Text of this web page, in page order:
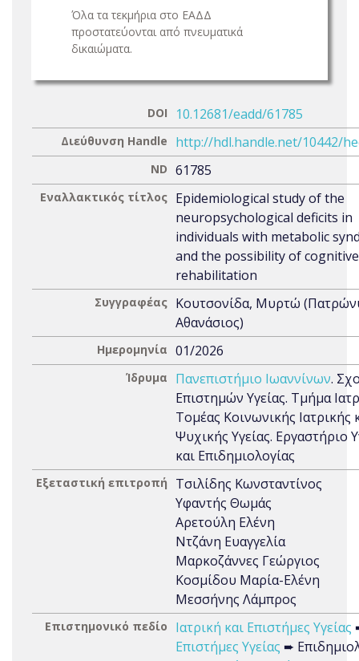
Όλα τα τεκμήρια στο ΕΑΔΔ
προστατεύονται από πνευματικά
δικαιώματα.
DOI 10.12681/eadd/61785
Διεύθυνση Handle http://hdl.handle.net/10442/
ND 61785
Εναλλακτικός τίτλος Epidemiological study of the
neuropsychological deficits in
individuals with metabolic
and the possibility of cognitive
rehabilitation
Συγγραφέας Κουτσονίδα, Μυρτώ
Αθανάσιος)
Ημερομηνία 01/2026
Ίδρυμα Πανεπιστήμιο Ιωαννίνων.
Επιστημών Υγείας. Τμήμα
Τομέας Κοινωνικής Ιατρικής
Ψυχικής Υγείας. Εργαστήριο
και Επιδημιολογίας
Εξεταστική επιτροπή
Τσιλίδης Κωνσταντίνος
Υφαντής Θωμάς
Αρετούλη Ελένη
Ντζάνη Ευαγγελία
Μαρκοζάννες Γεώργιος
Κοσμίδου Μαρία-Ελένη
Μεσσήνης Λάμπρος
Επιστημονικό πεδίο Ιατρική και Επιστήμες Υγείας
Επιστήμες Υγείας ➨